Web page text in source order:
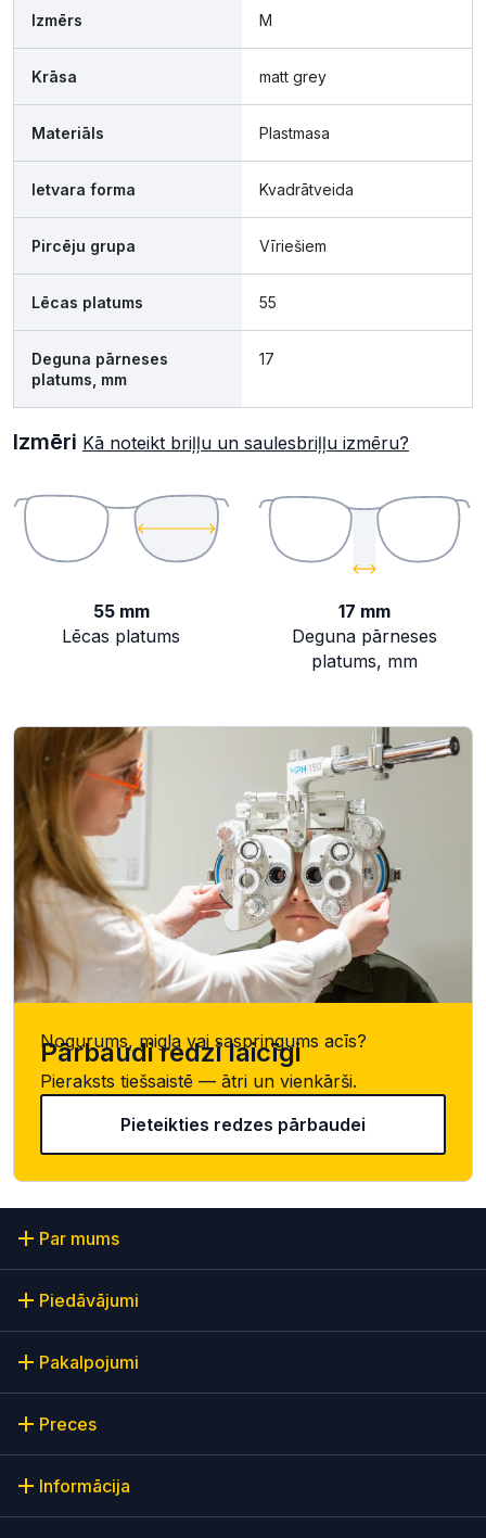
Izmērs M
Krāsa matt grey
Materiāls Plastmasa
Ietvara forma Kvadrātveida
Pircēju grupa Vīriešiem
Lēcas platums 55
Deguna pārneses
platums, mm
17
Izmēri Kā noteikt briļļu un saulesbriļļu izmēru?
55 mm
Lēcas platums
17 mm
Deguna pārneses
platums, mm
Nogurums, migla vai saspringums acīs?
Pārbaudi redzi laicīgi
Pieraksts tiešsaistē — ātri un vienkārši.
Pieteikties redzes pārbaudei
Par mums
Piedāvājumi
Pakalpojumi
Preces
Informācija